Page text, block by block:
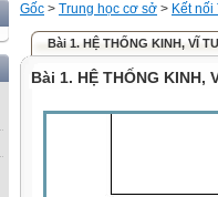
Gốc > Trung học cơ sở > Kết nối
Bài 1. HỆ THỐNG KINH, VĨ
Bài 1. HỆ THỐNG KINH,